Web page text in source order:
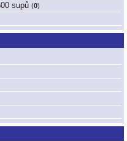
supů (0)